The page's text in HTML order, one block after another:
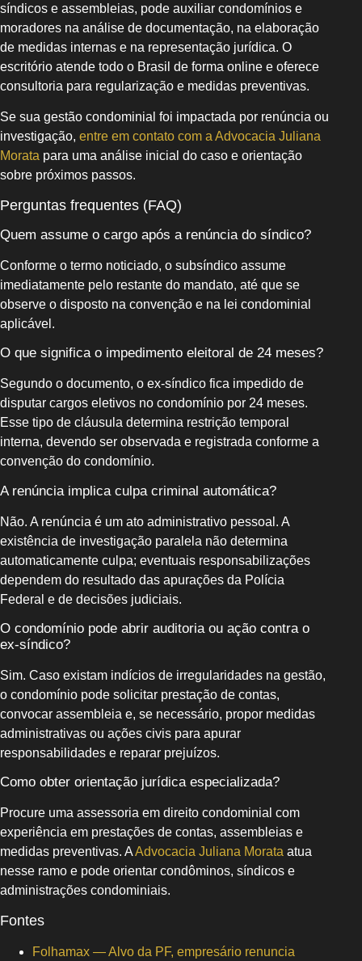
síndicos e assembleias, pode auxiliar condomínios e
moradores na análise de documentação, na elaboração
de medidas internas e na representação jurídica. O
escritório atende todo o Brasil de forma online e oferece
consultoria para regularização e medidas preventivas.
Se sua gestão condominial foi impactada por renúncia ou
investigação, entre em contato com a Advocacia Juliana
Morata para uma análise inicial do caso e orientação
sobre próximos passos.
Perguntas frequentes (FAQ)
Quem assume o cargo após a renúncia do síndico?
Conforme o termo noticiado, o subsíndico assume
imediatamente pelo restante do mandato, até que se
observe o disposto na convenção e na lei condominial
aplicável.
O que significa o impedimento eleitoral de 24 meses?
Segundo o documento, o ex-síndico fica impedido de
disputar cargos eletivos no condomínio por 24 meses.
Esse tipo de cláusula determina restrição temporal
interna, devendo ser observada e registrada conforme a
convenção do condomínio.
A renúncia implica culpa criminal automática?
Não. A renúncia é um ato administrativo pessoal. A
existência de investigação paralela não determina
automaticamente culpa; eventuais responsabilizações
dependem do resultado das apurações da Polícia
Federal e de decisões judiciais.
O condomínio pode abrir auditoria ou ação contra o
ex-síndico?
Sim. Caso existam indícios de irregularidades na gestão,
o condomínio pode solicitar prestação de contas,
convocar assembleia e, se necessário, propor medidas
administrativas ou ações civis para apurar
responsabilidades e reparar prejuízos.
Como obter orientação jurídica especializada?
Procure uma assessoria em direito condominial com
experiência em prestações de contas, assembleias e
medidas preventivas. AAdvocacia Juliana Morata atua
nesse ramo e pode orientar condôminos, síndicos e
administrações condominiais.
Fontes
Folhamax — Alvo da PF, empresário renuncia